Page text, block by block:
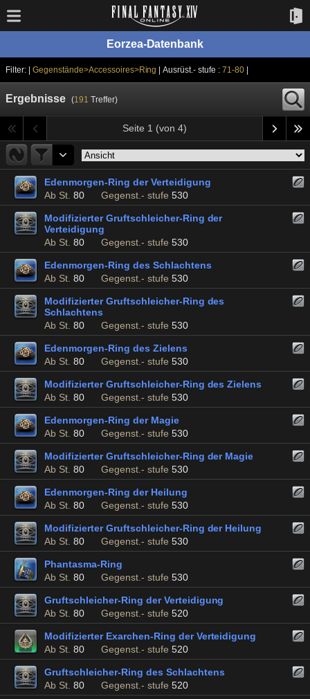
Eorzea-Datenbank
Filter: | Gegenstände>Accessoires>Ring | Ausrüst.- stufe :71-80
Ergebnisse (191 Treffer)
Seite 1 (von 4)
Edenmorgen-Ring der Verteidigung
Ab St. 80 Gegenst.- stufe 530
Modifizierter Gruftschleicher-Ring der
Verteidigung
Ab St. 80 Gegenst.- stufe 530
Edenmorgen-Ring des Schlachtens
Ab St. 80 Gegenst.- stufe 530
Modifizierter Gruftschleicher-Ring des
Schlachtens
Ab St. 80 Gegenst.- stufe 530
Edenmorgen-Ring des Zielens
Ab St. 80 Gegenst.- stufe 530
Modifizierter Gruftschleicher-Ring des Zielens
Ab St. 80 Gegenst.- stufe 530
Edenmorgen-Ring der Magie
Ab St. 80 Gegenst.- stufe 530
Modifizierter Gruftschleicher-Ring der Magie
Ab St. 80 Gegenst.- stufe 530
Edenmorgen-Ring der Heilung
Ab St. 80 Gegenst.- stufe 530
Modifizierter Gruftschleicher-Ring der Heilung
Ab St. 80 Gegenst.- stufe 530
Phantasma-Ring
Ab St. 80 Gegenst.- stufe 530
Gruftschleicher-Ring der Verteidigung
Ab St. 80 Gegenst.- stufe 520
Modifizierter Exarchen-Ring der Verteidigung
Ab St. 80 Gegenst.- stufe 520
Gruftschleicher-Ring des Schlachtens
Ab St. 80 Gegenst.- stufe 520